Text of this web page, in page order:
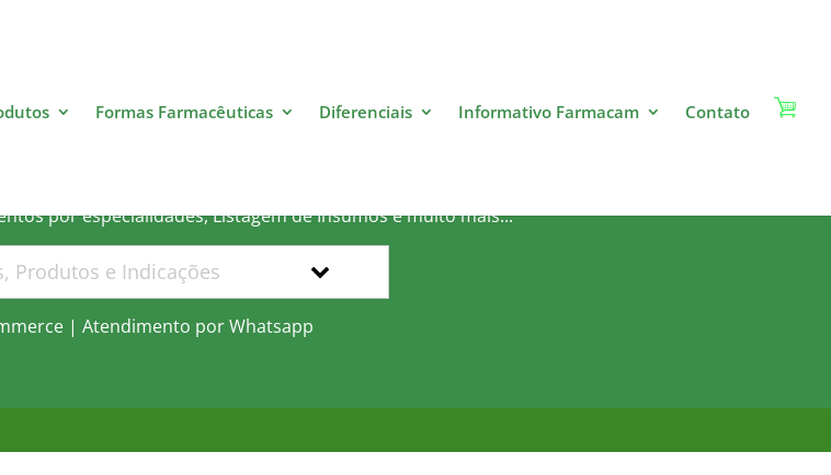
Formas Farmacêuticas Diferenciais Informativo Farmacam Contato
por especialidades, Listagem de Insumos e muito mais...
| Atendimento por Whatsapp